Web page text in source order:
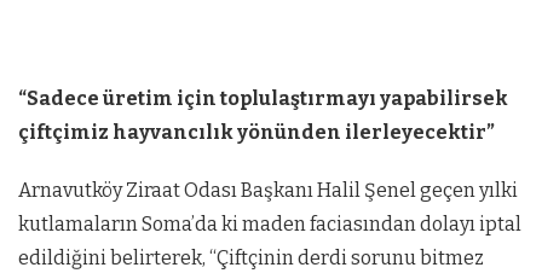
“Sadece üretim için toplulaştırmayı yapabilirsek
çiftçimiz hayvancılık yönünden ilerleyecektir”
Arnavutköy Ziraat Odası Başkanı Halil Şenel geçen yılki
kutlamaların Soma’da ki maden faciasından dolayı iptal
edildiğini belirterek, “Çiftçinin derdi sorunu bitmez